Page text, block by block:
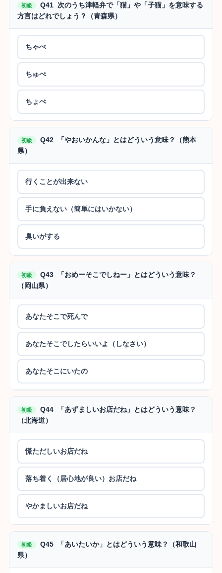
初級
Q41 次のうち津軽弁で「猫」や「子猫」を意味する
方言はどれでしょう？（青森県）
ちゃぺ
ちゅぺ
ちょぺ
初級
Q42 「やおいかんな」とはどういう意味？（熊本
県）
行くことが出来ない
手に負えない（簡単にはいかない）
臭いがする
初級
Q43 「おめーそこでしねー」とはどういう意味？
（岡山県）
あなたそこで死んで
あなたそこでしたらいいよ（しなさい）
あなたそこにいたの
初級
Q44 「あずましいお店だね」とはどういう意味？
（北海道）
慌ただしいお店だね
落ち着く（居心地が良い）お店だね
やかましいお店だね
初級
Q45 「あいたいか」とはどういう意味？（和歌山
県）